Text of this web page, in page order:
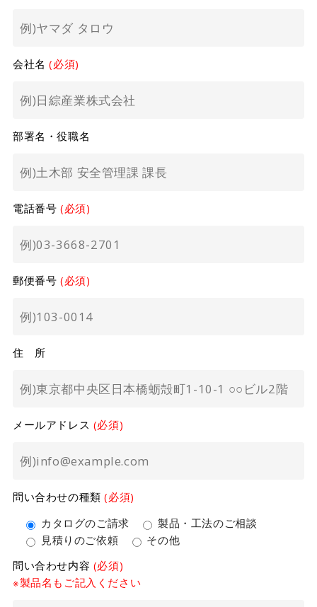
会社名(必須)
部署名・役職名
電話番号 (必須)
郵便番号 (必須)
住 所
メールアドレス (必須)
問い合わせの種類(必須)
カタログのご請求
製品・工法のご相談
見積りのご依頼
その他
問い合わせ内容 (必須)
※製品名もご記入ください